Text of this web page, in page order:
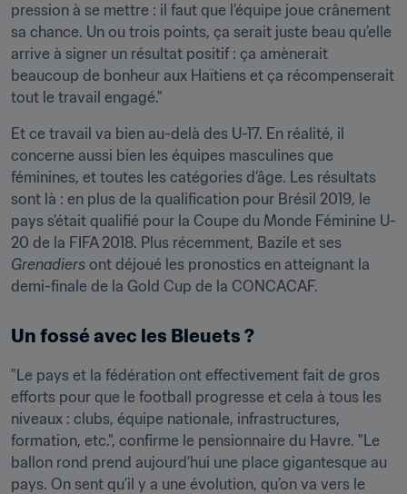
pression à se mettre : il faut que l’équipe joue crânement
sa chance. Un ou trois points, ça serait juste beau qu’elle
arrive à signer un résultat positif : ça amènerait
beaucoup de bonheur aux Haïtiens et ça récompenserait
tout le travail engagé."
Et ce travail va bien au-delà des U-17. En réalité, il
concerne aussi bien les équipes masculines que
féminines, et toutes les catégories d’âge. Les résultats
sont là : en plus de la qualification pour Brésil 2019, le
pays s’était qualifié pour la Coupe du Monde Féminine U-
Grenadiers ont déjoué les pronostics en atteignant la
demi-finale de la Gold Cup de la CONCACAF.
Un fossé avec les Bleuets ?
"Le pays et la fédération ont effectivement fait de gros
efforts pour que le football progresse et cela à tous les
niveaux : clubs, équipe nationale, infrastructures,
formation, etc.", confirme le pensionnaire du Havre. "Le
ballon rond prend aujourd’hui une place gigantesque au
pays. On sent qu’il y a une évolution, qu’on va vers le